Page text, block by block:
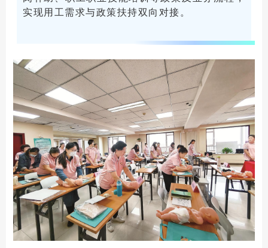
实现用工需求与政策扶持双向对接。